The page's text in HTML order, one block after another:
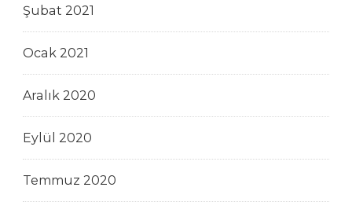
Şubat 2021
Ocak 2021
Aralık 2020
Eylül 2020
Temmuz 2020